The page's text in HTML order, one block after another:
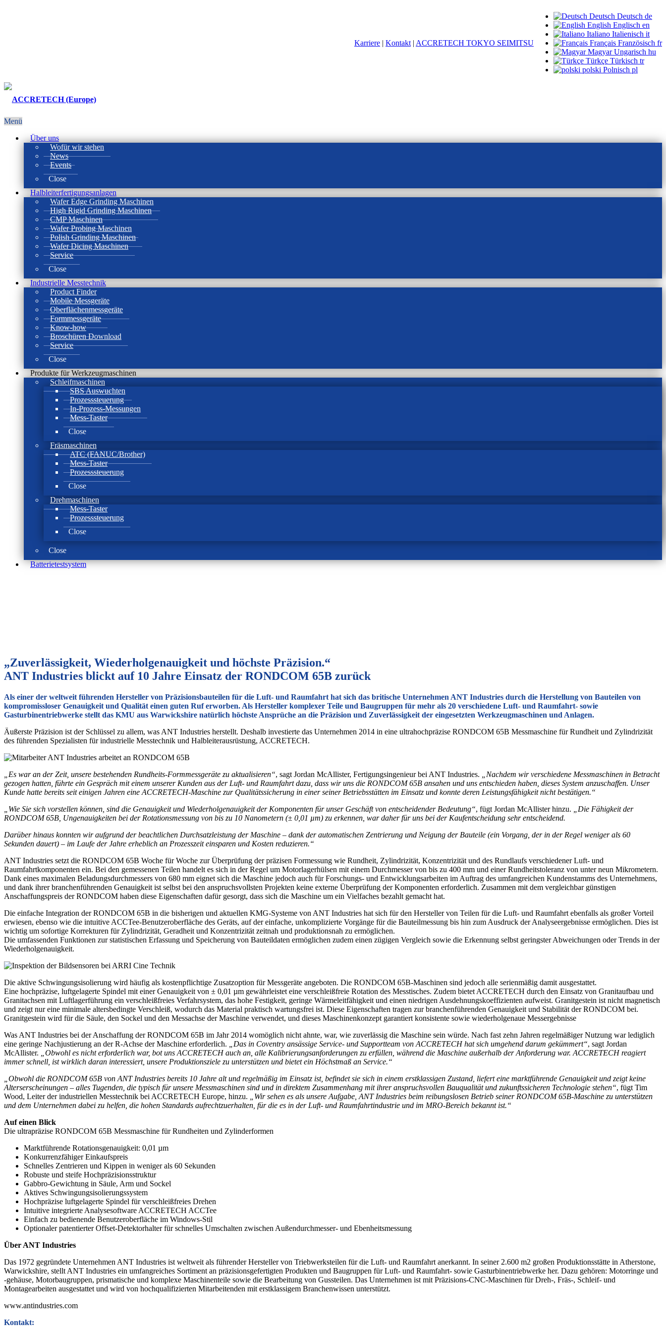
Deutsch Deutsch de
English Englisch en
Italiano Italienisch it
Français Französisch fr
Magyar Ungarisch hu
Türkçe Türkisch tr
polski Polnisch pl
Karriere | Kontakt | ACCRETECH TOKYO SEIMITSU
Menü
Über uns
Wofür wir stehen
News
Events
Close
Halbleiterfertigungsanlagen
Wafer Edge Grinding Maschinen
High Rigid Grinding Maschinen
CMP Maschinen
Wafer Probing Maschinen
Polish Grinding Maschinen
Wafer Dicing Maschinen
Service
Close
Industrielle Messtechnik
Product Finder
Mobile Messgeräte
Oberflächenmessgeräte
Formmessgeräte
Know-how
Broschüren Download
Service
Close
Produkte für Werkzeugmaschinen
Schleifmaschinen
SBS Auswuchten
Prozesssteuerung
In-Prozess-Messungen
Mess-Taster
Close
Fräsmaschinen
ATC (FANUC/Brother)
Mess-Taster
Prozesssteuerung
Close
Drehmaschinen
Mess-Taster
Prozesssteuerung
Close
Close
Batterie­test­system
„Zuverlässigkeit, Wiederholgenauigkeit und höchste Präzision.“
ANT Industries blickt auf 10 Jahre Einsatz der RONDCOM 65B zurück
Als einer der weltweit führenden Hersteller von Präzisionsbauteilen für die Luft- und Raumfahrt hat sich das britische Unternehmen ANT Industries durch die Herstellung von Bauteilen von
kompromissloser Genauigkeit und Qualität einen guten Ruf erworben. Als Hersteller komplexer Teile und Baugruppen für mehr als 20 verschiedene Luft- und Raumfahrt- sowie
Gasturbinentriebwerke stellt das KMU aus Warwickshire natürlich höchste Ansprüche an die Präzision und Zuverlässigkeit der eingesetzten Werkzeugmaschinen und Anlagen.
Äußerste Präzision ist der Schlüssel zu allem, was ANT Industries herstellt. Deshalb investierte das Unternehmen 2014 in eine ultrahochpräzise RONDCOM 65B Messmaschine für Rundheit und Zylindrizität
des führenden Spezialisten für industrielle Messtechnik und Halbleiterausrüstung, ACCRETECH.
„Es war an der Zeit, unsere bestehenden Rundheits-Formmessgeräte zu aktualisieren“, sagt Jordan McAllister, Fertigungsingenieur bei ANT Industries. „Nachdem wir verschiedene Messmaschinen in Betracht
gezogen hatten, führte ein Gespräch mit einem unserer Kunden aus der Luft- und Raumfahrt dazu, dass wir uns die RONDCOM 65B ansahen und uns entschieden haben, dieses System anzuschaffen. Unser
Kunde hatte bereits seit einigen Jahren eine ACCRETECH-Maschine zur Qualitätssicherung in einer seiner Betriebsstätten im Einsatz und konnte deren Leistungsfähigkeit nicht bestätigen.“
„Wie Sie sich vorstellen können, sind die Genauigkeit und Wiederholgenauigkeit der Komponenten für unser Geschäft von entscheidender Bedeutung“, fügt Jordan McAllister hinzu.
„Die Fähigkeit der
RONDCOM 65B, Ungenauigkeiten bei der Rotationsmessung von bis zu 10 Nanometern (± 0,01 µm) zu erkennen, war daher für uns bei der Kaufentscheidung sehr entscheidend.
Darüber hinaus konnten wir aufgrund der beachtlichen Durchsatzleistung der Maschine – dank der automatischen Zentrierung und Neigung der Bauteile (ein Vorgang, der in der Regel weniger als 60
Sekunden dauert) – im Laufe der Jahre erheblich an Prozesszeit einsparen und Kosten reduzieren.“
ANT Industries setzt die RONDCOM 65B Woche für Woche zur Überprüfung der präzisen Formessung wie Rundheit, Zylindrizität, Konzentrizität und des Rundlaufs verschiedener Luft- und
Raumfahrtkomponenten ein. Bei den gemessenen Teilen handelt es sich in der Regel um Motorlagerhülsen mit einem Durchmesser von bis zu 400 mm und einer Rundheitstoleranz von unter neun Mikrometern.
Dank eines maximalen Beladungsdurchmessers von 680 mm eignet sich die Maschine jedoch auch für Forschungs- und Entwicklungsarbeiten im Auftrag des umfangreichen Kundenstamms des Unternehmens,
und dank ihrer branchenführenden Genauigkeit ist selbst bei den anspruchsvollsten Projekten keine externe Überprüfung der Komponenten erforderlich. Zusammen mit dem vergleichbar günstigen
Anschaffungspreis der RONDCOM haben diese Eigenschaften dafür gesorgt, dass sich die Maschine um ein Vielfaches bezahlt gemacht hat.
Die einfache Integration der RONDCOM 65B in die bisherigen und aktuellen KMG-Systeme von ANT Industries hat sich für den Hersteller von Teilen für die Luft- und Raumfahrt ebenfalls als großer Vorteil
erwiesen, ebenso wie die intuitive ACCTee-Benutzeroberfläche des Geräts, auf der einfache, unkomplizierte Vorgänge für die Bauteilmessung bis hin zum Ausdruck der Analyseergebnisse ermöglichen. Dies ist
wichtig um sofortige Korrekturen für Zylindrizität, Geradheit und Konzentrizität zeitnah und produktionsnah zu ermöglichen.
Die umfassenden Funktionen zur statistischen Erfassung und Speicherung von Bauteildaten ermöglichen zudem einen zügigen Vergleich sowie die Erkennung selbst geringster Abweichungen oder Trends in der
Wiederholgenauigkeit.
Die aktive Schwingungsisolierung wird häufig als kostenpflichtige Zusatzoption für Messgeräte angeboten. Die RONDCOM 65B-Maschinen sind jedoch alle serienmäßig damit ausgestattet.
Eine hochpräzise, luftgelagerte Spindel mit einer Genauigkeit von ± 0,01 µm gewährleistet eine verschleißfreie Rotation des Messtisches. Zudem bietet ACCRETECH durch den Einsatz von Granitaufbau und
Granitachsen mit Luftlagerführung ein verschleißfreies Verfahrsystem, das hohe Festigkeit, geringe Wärmeleitfähigkeit und einen niedrigen Ausdehnungskoeffizienten aufweist. Granitgestein ist nicht magnetisch
und zeigt nur eine minimale altersbedingte Verschleiß, wodurch das Material praktisch wartungsfrei ist. Diese Eigenschaften tragen zur branchenführenden Genauigkeit und Stabilität der RONDCOM bei.
Granitgestein wird für die Säule, den Sockel und den Messachse der Maschine verwendet, und dieses Maschinenkonzept garantiert konsistente sowie wiederholgenaue Messergebnisse
Was ANT Industries bei der Anschaffung der RONDCOM 65B im Jahr 2014 womöglich nicht ahnte, war, wie zuverlässig die Maschine sein würde. Nach fast zehn Jahren regelmäßiger Nutzung war lediglich
eine geringe Nachjustierung an der R-Achse der Maschine erforderlich.
„Das in Coventry ansässige Service- und Supportteam von ACCRETECH hat sich umgehend darum gekümmert“, sagt Jordan
McAllister. „Obwohl es nicht erforderlich war, bot uns ACCRETECH auch an, alle Kalibrierungsanforderungen zu erfüllen, während die Maschine außerhalb der Anforderung war. ACCRETECH reagiert
immer schnell, ist wirklich daran interessiert, unsere Produktionsziele zu unterstützen und bietet ein Höchstmaß an Service.“
„Obwohl die RONDCOM 65B von ANT Industries bereits 10 Jahre alt und regelmäßig im Einsatz ist, befindet sie sich in einem erstklassigen Zustand, liefert eine marktführende Genauigkeit und zeigt keine
Alterserscheinungen – alles Tugenden, die typisch für unsere Messmaschinen sind und in direktem Zusammenhang mit ihrer anspruchsvollen Bauqualität und zukunftssicheren Technologie stehen“, fügt Tim
Wood, Leiter der industriellen Messtechnik bei ACCRETECH Europe, hinzu.
„Wir sehen es als unsere Aufgabe, ANT Industries beim reibungslosen Betrieb seiner RONDCOM 65B-Maschine zu unterstützen
und dem Unternehmen dabei zu helfen, die hohen Standards aufrechtzuerhalten, für die es in der Luft- und Raumfahrtindustrie und im MRO-Bereich bekannt ist.“
Auf einen Blick
Die ultrapräzise RONDCOM 65B Messmaschine für Rundheiten und Zylinderformen
Marktführende Rotationsgenauigkeit: 0,01 µm
Konkurrenzfähiger Einkaufspreis
Schnelles Zentrieren und Kippen in weniger als 60 Sekunden
Robuste und steife Hochpräzisionsstruktur
Gabbro-Gewichtung in Säule, Arm und Sockel
Aktives Schwingungsisolierungssystem
Hochpräzise luftgelagerte Spindel für verschleißfreies Drehen
Intuitive integrierte Analysesoftware ACCRETECH ACCTee
Einfach zu bedienende Benutzeroberfläche im Windows-Stil
Optionaler patentierter Offset-Detektorhalter für schnelles Umschalten zwischen Außendurchmesser- und Ebenheitsmessung
Über ANT Industries
Das 1972 gegründete Unternehmen ANT Industries ist weltweit als führender Hersteller von Triebwerksteilen für die Luft- und Raumfahrt anerkannt. In seiner 2.600 m2 großen Produktionsstätte in Atherstone,
Warwickshire, stellt ANT Industries ein umfangreiches Sortiment an präzisionsgefertigten Produkten und Baugruppen für Luft- und Raumfahrt- sowie Gasturbinentriebwerke her. Dazu gehören: Motorringe und
-gehäuse, Motorbaugruppen, prismatische und komplexe Maschinenteile sowie die Bearbeitung von Gussteilen. Das Unternehmen ist mit Präzisions-CNC-Maschinen für Dreh-, Fräs-, Schleif- und
Montagearbeiten ausgestattet und wird von hochqualifizierten Mitarbeitenden mit erstklassigem Branchenwissen unterstützt.
www.antindustries.com
Kontakt: